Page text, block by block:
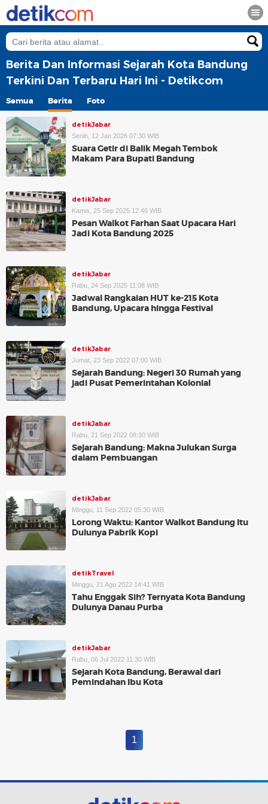
Berita Dan Informasi Sejarah Kota Bandung
Terkini Dan Terbaru Hari Ini - Detikcom
Semua Berita Foto
detikJabar
Senin, 12 Jan 2026 07:30 WIB
Suara Getir di Balik Megah Tembok
Makam Para Bupati Bandung
detikJabar
Kamis, 25 Sep 2025 12:46 WIB
Pesan Walkot Farhan Saat Upacara Hari
Jadi Kota Bandung 2025
detikJabar
Rabu, 24 Sep 2025 11:08 WIB
Jadwal Rangkaian HUT ke-215 Kota
Bandung, Upacara hingga Festival
detikJabar
Jumat, 23 Sep 2022 07:00 WIB
Sejarah Bandung: Negeri 30 Rumah yang
jadi Pusat Pemerintahan Kolonial
detikJabar
Rabu, 21 Sep 2022 08:30 WIB
Sejarah Bandung: Makna Julukan Surga
dalam Pembuangan
detikJabar
Minggu, 11 Sep 2022 05:30 WIB
Lorong Waktu: Kantor Walkot Bandung Itu
Dulunya Pabrik Kopi
detikTravel
Minggu, 21 Agu 2022 14:41 WIB
Tahu Enggak Sih? Ternyata Kota Bandung
Dulunya Danau Purba
detikJabar
Rabu, 06 Jul 2022 11:30 WIB
Sejarah Kota Bandung, Berawal dari
Pemindahan Ibu Kota
1